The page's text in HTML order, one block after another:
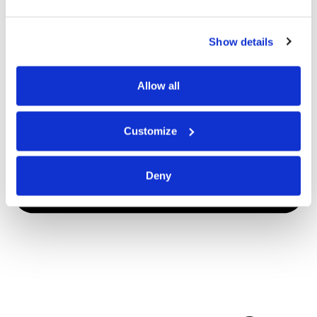
Show details
Allow all
Customize
Deny